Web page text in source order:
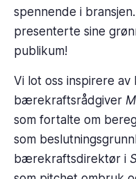
spennende i
presenterte sine
publikum!
Vi lot oss inspirere av
bærekraftsrådgiver
som fortalte om
som
bærekraftsdirektør i